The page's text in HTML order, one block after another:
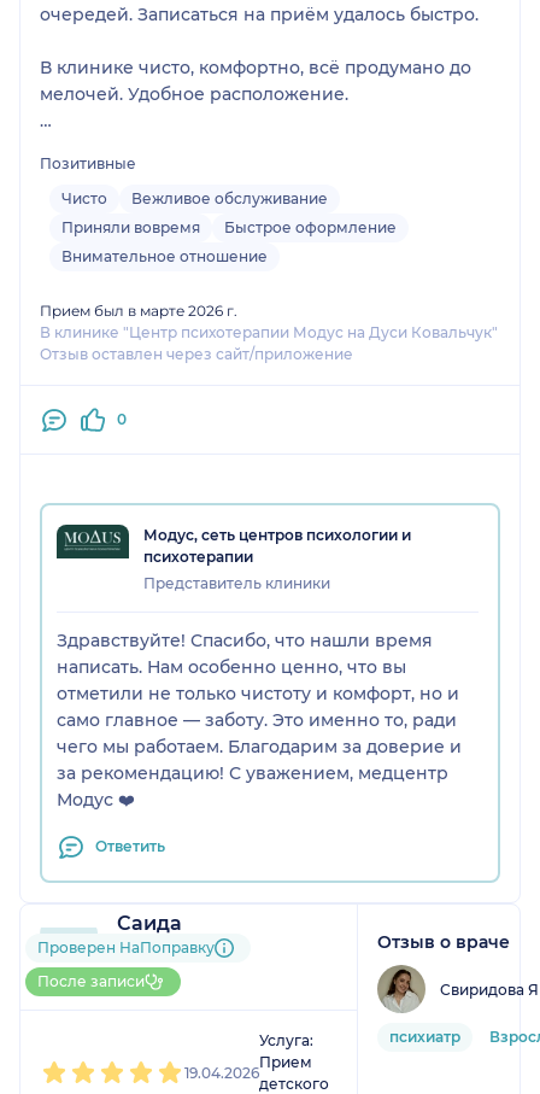
очередей. Записаться на приём удалось быстро.
В клинике чисто, комфортно, всё продумано до
мелочей. Удобное расположение.
профессиональную психологическую помощь.
Здесь действительно заботятся о клиентах и
помогают вернуть гармонию в жизнь.
Позитивные
Чисто
Вежливое обслуживание
Приняли вовремя
Быстрое оформление
Внимательное отношение
Прием был в марте 2026 г.
В клинике "Центр психотерапии Модус на Дуси Ковальчук"
Отзыв оставлен через сайт/приложение
0
Модус, сеть центров психологии и
психотерапии
Представитель клиники
Здравствуйте! Спасибо, что нашли время
написать. Нам особенно ценно, что вы
отметили не только чистоту и комфорт, но и
само главное — заботу. Это именно то, ради
чего мы работаем. Благодарим за доверие и
за рекомендацию! С уважением, медцентр
Модус ❤️
Ответить
Саида
6 отзывов
До 10 записей через
НаПоправку
Проверен НаПоправку
После записи
19.04.2026
Услуга:
Прием
детского
Отзыв о враче
Свиридова
психиатр